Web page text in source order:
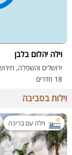
וילה יהלום בלבן
ירושלים והשפלה,
18 חדרים
וילות בסביבה
וילה עם בריכה